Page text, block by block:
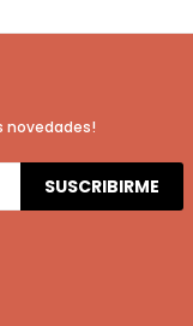
novedades!
SUSCRIBIRME